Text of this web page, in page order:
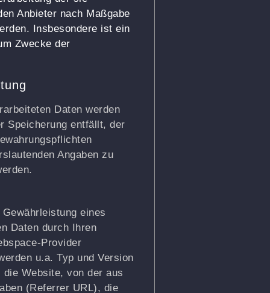
Anbieter nach Maßgabe
Insbesondere ist ein
Zwecke der
Daten werden
Speicherung entfällt, der
Angaben zu
eines
Daten durch Ihren
Provider
u.a. Typ und Version
Website, von der aus
(Referrer URL), die